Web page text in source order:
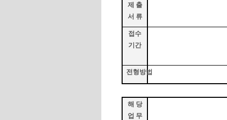
제 출
서 류
접수
기간
전형방법
해 당
업 무